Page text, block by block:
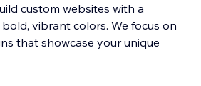
custom websites with a
vibrant colors. We focus on
that showcase your unique